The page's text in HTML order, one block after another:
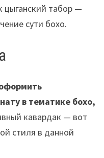
цыганский табор —
сути бохо.
в тематике бохо,
кавардак — вот
стиля в данной